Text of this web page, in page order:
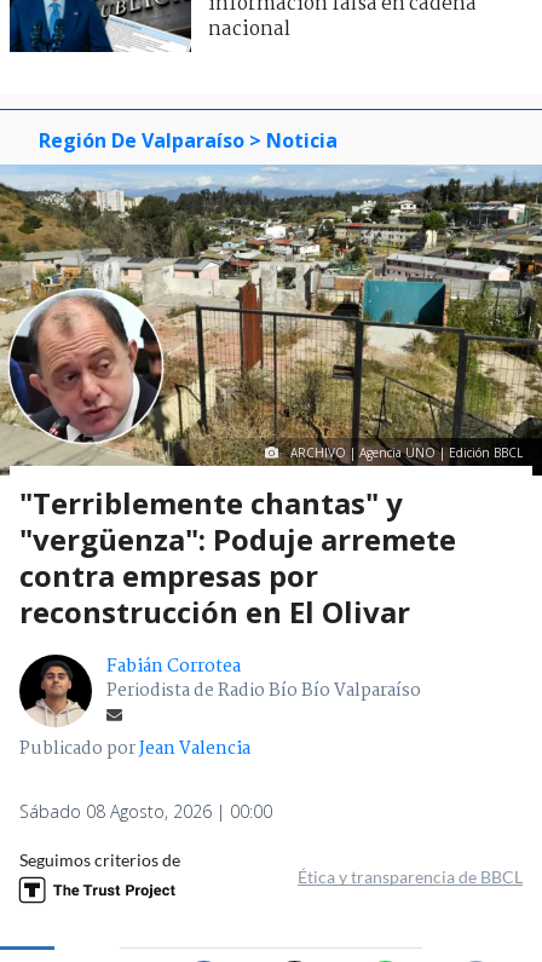
nacional
Región De Valparaíso > Noticia
ARCHIVO | Agencia UNO | Edición BBCL
"Terriblemente chantas" y
"vergüenza": Poduje arremete
contra empresas por
reconstrucción en El Olivar
Fabián Corrotea
Periodista de Radio Bío Bío Valparaíso
Publicado porJean Valencia
Sábado 08 Agosto, 2026 | 00:00
Seguimos criterios de
Ética y transparencia de BBCL